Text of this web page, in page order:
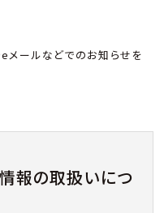
メールなどでのお知らせを
報の取扱いにつ